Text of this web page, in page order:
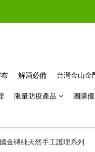
解酒必備 台灣金山金
限量防疫產品 團購
金磚純天然手工護理系列